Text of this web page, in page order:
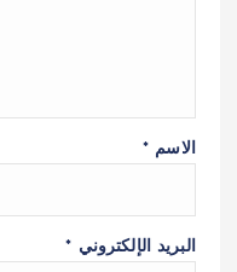
الاسم *
البريد الإلكتروني *